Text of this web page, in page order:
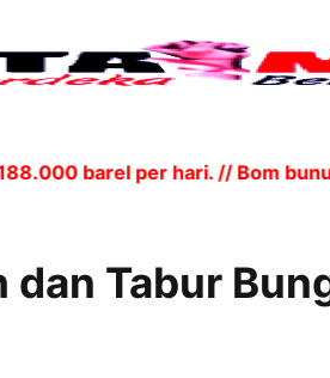
barel per hari. // Bom bunuh
dan Tabur